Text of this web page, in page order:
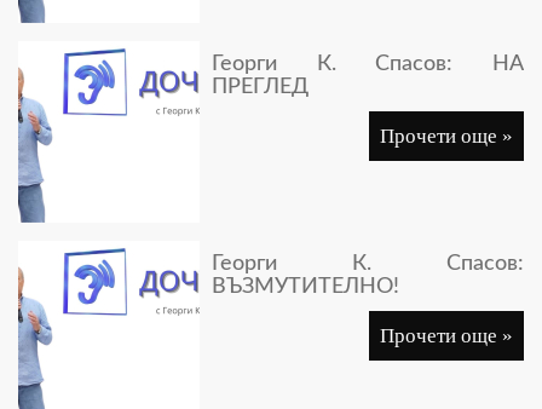
Георги К. Спасов: НА
ПРЕГЛЕД
Прочети още »
Георги К. Спасов:
ВЪЗМУТИТЕЛНО!
Прочети още »